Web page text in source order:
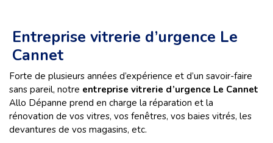
Entreprise vitrerie d’urgence Le
Cannet
Forte de plusieurs années d’expérience et d’un savoir-faire
sans pareil, notre entreprise vitrerie d’urgence Le Cannet
Allo Dépanne prend en charge la réparation et la
rénovation de vos vitres, vos fenêtres, vos baies vitrés, les
devantures de vos magasins, etc.